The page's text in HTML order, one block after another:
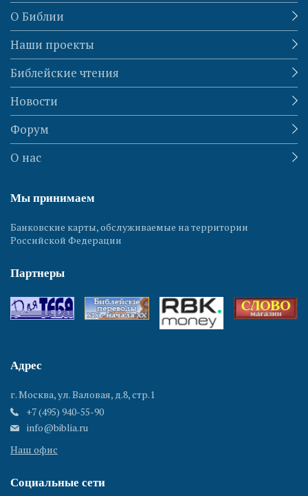
О Библии
Наши проекты
Библейские чтения
Новости
Форум
О нас
Мы принимаем
Банковские карты, обслуживаемые на территории
Российской Федерации
Партнеры
Адрес
г. Москва, ул. Валовая, д.8, стр.1
+7 (495) 940-55-90
info@biblia.ru
Наш офис
Социальные сети